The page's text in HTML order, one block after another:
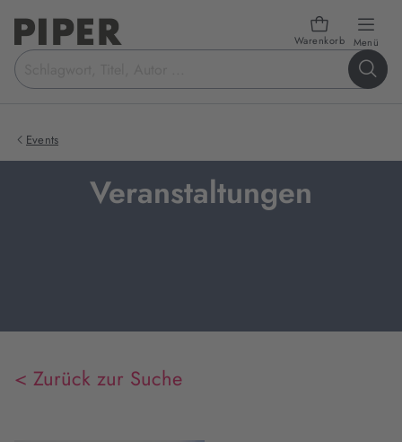
Warenkorb Menü
Suchbegriff
eingeben
Events
Veranstaltungen
< Zurück zur Suche